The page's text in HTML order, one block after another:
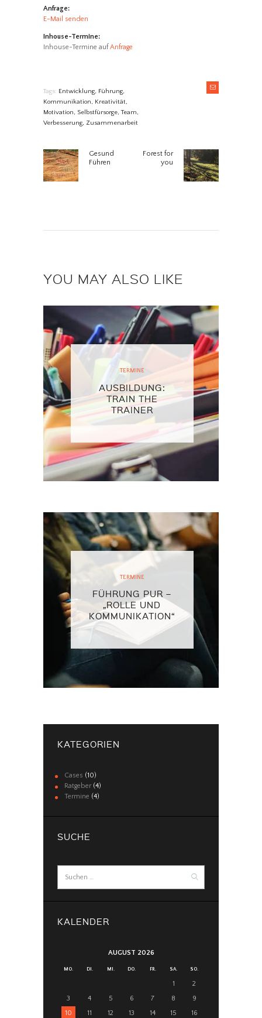
Anfrage:
E-Mail senden
Inhouse-Termine:
Inhouse-Termine aufAnfrage
Tags: Entwicklung, Führung,
Kommunikation, Kreativität,
Motivation, Selbstfürsorge,Team,
Verbesserung, Zusammenarbeit
BEITRAGSNAVIGATION
Previous
post:
Gesund
Führen
Next
post:
Forest for
you
YOU MAY ALSO LIKE
TERMINE
AUSBILDUNG:
TRAIN THE
TRAINER
TERMINE
FÜHRUNG PUR –
„ROLLE UND
KOMMUNIKATION“
KATEGORIEN
Cases (10)
Ratgeber (4)
Termine (4)
SUCHE
nach:
KALENDER
AUGUST 2026
MO. DI. MI. DO. FR. SA. SO.
1
2
3
4 5 6 7 8
9
10
11 12 13 14 15
16